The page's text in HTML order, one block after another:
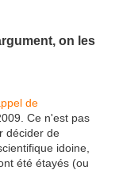
on les
de
Ce n'est pas
décider de
idoine,
été étayés (ou